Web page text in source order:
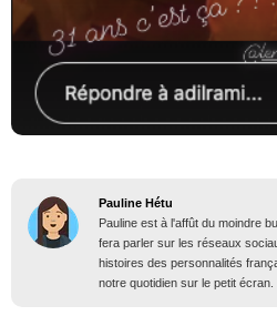
Pauline Hétu
Pauline est à l'affût du moindre
fera parler sur les réseaux
histoires des personnalités
notre quotidien sur le petit écran.